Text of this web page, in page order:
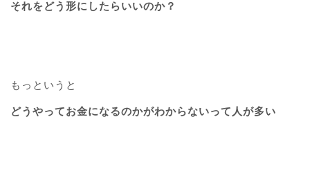
それをどう形にしたらいいのか？
もっというと
どうやってお金になるのかがわからないって人が多い